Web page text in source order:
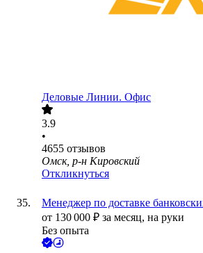
Деловые Линии. Офис
3.9
•
4655 отзывов
Омск, р-н Кировский
Откликнуться
Менеджер по доставке
от 130 000 ₽ за месяц, на руки
Без опыта